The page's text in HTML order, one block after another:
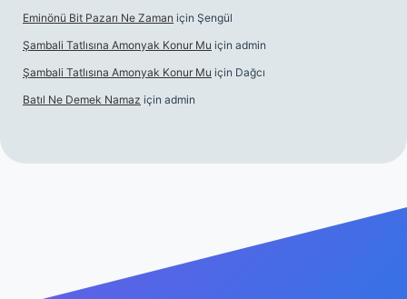
Eminönü Bit Pazarı Ne Zaman için Şengül
Şambali Tatlısına Amonyak Konur Mu için admin
Şambali Tatlısına Amonyak Konur Mu için Dağcı
Batıl Ne Demek Namaz için admin